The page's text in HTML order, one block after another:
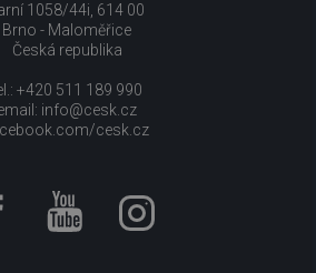
1058/44i, 614 00
Brno - Maloměřice
Česká republika
+420 511 189 990
info@cesk.cz
cesk.cz